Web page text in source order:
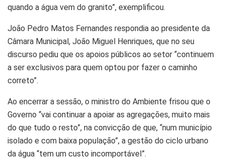
quando a água vem do granito”, exemplificou.
João Pedro Matos Fernandes respondia ao presidente da
Câmara Municipal, João Miguel Henriques, que no seu
discurso pediu que os apoios públicos ao setor “continuem
a ser exclusivos para quem optou por fazer o caminho
correto”.
Ao encerrar a sessão, o ministro do Ambiente frisou que o
Governo “vai continuar a apoiar as agregações, muito mais
do que tudo o resto”, na convicção de que, “num município
isolado e com baixa população”, a gestão do ciclo urbano
da água “tem um custo incomportável”.